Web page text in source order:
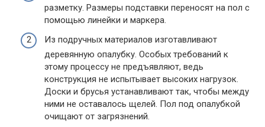
разметку. Размеры подставки переносят на пол с
помощью линейки и маркера.
Из подручных материалов изготавливают
деревянную опалубку. Особых требований к
этому процессу не предъявляют, ведь
конструкция не испытывает высоких нагрузок.
Доски и брусья устанавливают так, чтобы между
ними не оставалось щелей. Пол под опалубкой
очищают от загрязнений.